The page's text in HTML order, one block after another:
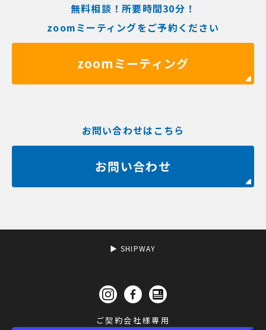
無料相談！所要時間30分！
zoomミーティングをご予約ください
zoomミーティング
お問い合わせはこちら
お問い合わせ
▶︎ SHIPWAY